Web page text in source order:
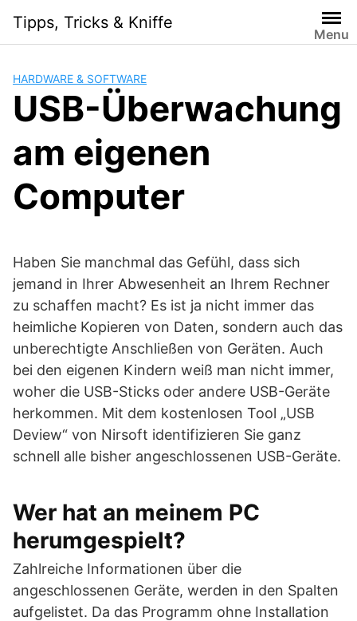
i
Tipps, Tricks & Kniffe
Menu
HARDWARE & SOFTWARE
USB-Überwachung
am eigenen
Computer
Haben Sie manchmal das Gefühl, dass sich
jemand in Ihrer Abwesenheit an Ihrem Rechner
zu schaffen macht? Es ist ja nicht immer das
heimliche Kopieren von Daten, sondern auch das
unberechtigte Anschließen von Geräten. Auch
bei den eigenen Kindern weiß man nicht immer,
woher die USB-Sticks oder andere USB-Geräte
herkommen. Mit dem kostenlosen Tool „USB
Deview“ von Nirsoft identifizieren Sie ganz
schnell alle bisher angeschlossenen USB-Geräte.
Wer hat an meinem PC
herumgespielt?
Zahlreiche Informationen über die
angeschlossenen Geräte, werden in den Spalten
aufgelistet. Da das Programm ohne Installation